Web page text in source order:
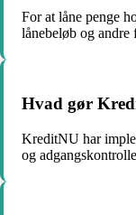
For at låne penge
lånebeløb og andre
Hvad gør
KreditNU har
og